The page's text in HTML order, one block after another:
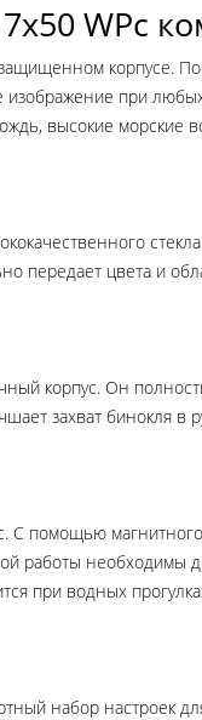
WPс
корпусе.
изображение при
высокие морские
передает цвета и
корпус. Он
захват бинокля в
С помощью
работы
при водных
набор настроек